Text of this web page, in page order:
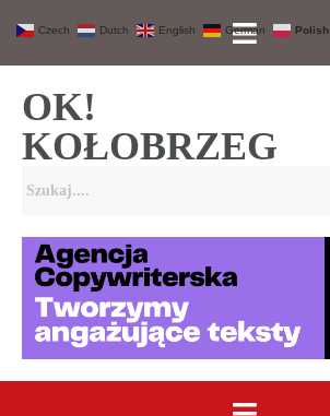
OK!
KOŁOBRZEG
Czech Dutch English German Polish